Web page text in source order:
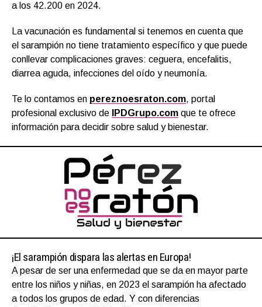
a los 42.200 en 2024.
La vacunación es fundamental si tenemos en cuenta que
el sarampión no tiene tratamiento específico y que puede
conllevar complicaciones graves: ceguera, encefalitis,
diarrea aguda, infecciones del oído y neumonía.
Te lo contamos en pereznoesraton.com, portal
profesional exclusivo de
IPDGrupo.com que te ofrece
información para decidir sobre salud y bienestar.
¡El sarampión dispara las alertas en Europa!
A pesar de ser una enfermedad que se da en mayor parte
entre los niños y niñas, en 2023 el sarampión ha afectado
a todos los grupos de edad. Y con diferencias